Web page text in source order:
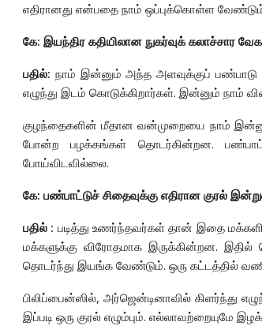
எதிரானது என்பதை நாம் ஒப்புக்கொள்ள
கே: இயந்திர கதியிலான நுகர்வுக் கலாச்சார
பதில்: நாம் இன்னும் அந்த அளவுக்குப் பண்பாடு
எழுந்து இடம் கொடுக்கிறார்கள். இன்னும் நாம்
குழந்தைகளின் மீதான வன்முறையை நாம்
போன்ற பழக்கங்கள் தொடர்கின்றன.
போய்விடவில்லை.
கே: பண்பாட்டுச் சிதைவுக்கு எதிரான குரல்
பதில் : படித்து உணர்ந்தவர்கள் தான் இதை
மக்களுக்கு விரோதமாக இருக்கின்றன. இதில்
தொடர்ந்து இயங்க வேண்டும். ஒரு கட்டத்தில்
பிலிப்பைன்ஸில், அர்ஜென்டினாவில்
இப்படி ஒரு குரல் எழும்பும். எல்லாவற்றையுமே